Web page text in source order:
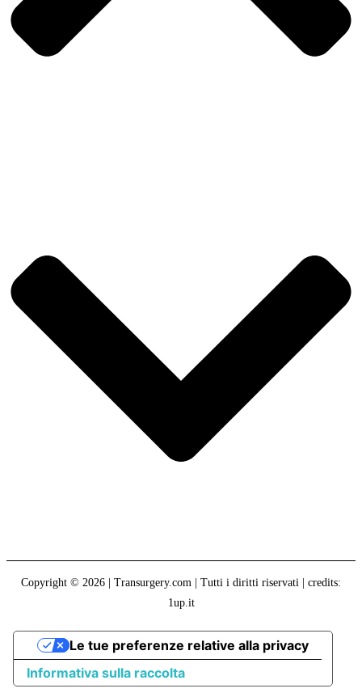
Copyright © 2026 | Transurgery.com | Tutti i diritti riservati | credits:
1up.it
Informativa sulla raccolta
Le tue preferenze relative alla privacy